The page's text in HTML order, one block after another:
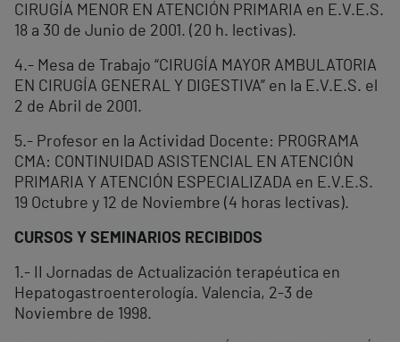
CIRUGÍA MENOR EN ATENCIÓN PRIMARIA en E.V.E.S.
18 a 30 de Junio de 2001. (20 h. lectivas).
4.- Mesa de Trabajo “CIRUGÍA MAYOR AMBULATORIA
EN CIRUGÍA GENERAL Y DIGESTIVA” en la E.V.E.S. el
2 de Abril de 2001.
5.- Profesor en la Actividad Docente: PROGRAMA
CMA: CONTINUIDAD ASISTENCIAL EN ATENCIÓN
PRIMARIA Y ATENCIÓN ESPECIALIZADA en E.V.E.S.
19 Octubre y 12 de Noviembre (4 horas lectivas).
CURSOS Y SEMINARIOS RECIBIDOS
1.- II Jornadas de Actualización terapéutica en
Hepatogastroenterología. Valencia, 2-3 de
Noviembre de 1998.